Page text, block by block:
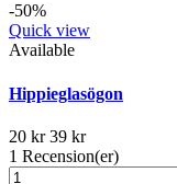
-50%
Quick view
Available
Hippieglasögon
20 kr39 kr
1 Recension(er)